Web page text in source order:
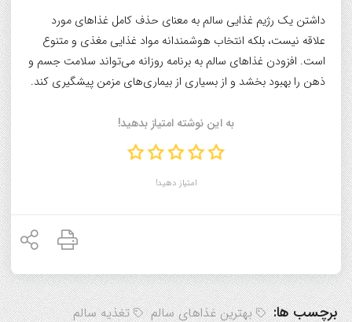
داشتن یک رژیم غذایی سالم به معنای حذف کامل غذاهای مورد
علاقه نیست، بلکه انتخاب هوشمندانه مواد غذایی مغذی و متنوع
است. افزودن غذاهای سالم به برنامه روزانه می‌تواند سلامت جسم و
ذهن را بهبود بخشد و از بسیاری از بیماری‌های مزمن پیشگیری کند.
به این نوشته امتیاز بدهید!
امتیاز دهید!
برچسب ها: بهترین غذاهای سالم
تغذیه سالم